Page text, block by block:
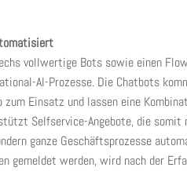
vollwertige Bots sowie einen
AI-Prozesse. Die Chatbots
Einsatz und lassen eine
Selfservice-Angebote, die somit
ganze Geschäftsprozesse
gemeldet werden, wird nach der